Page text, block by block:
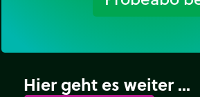
Hier geht es weiter ...